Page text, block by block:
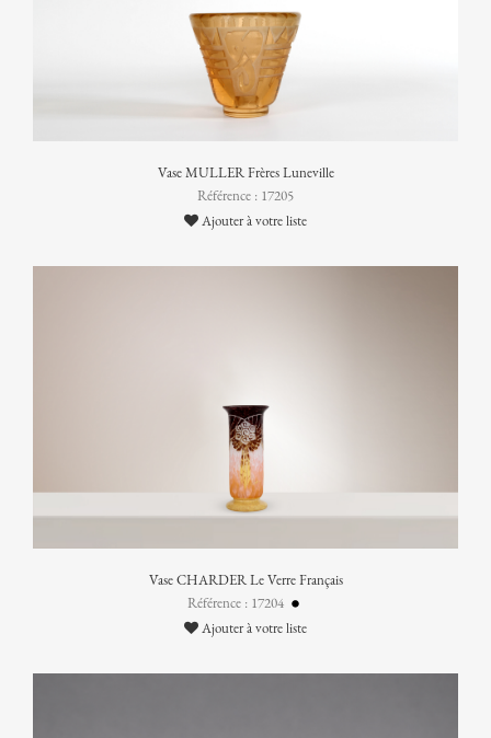
Vase MULLER Frères Luneville
Référence : 17205
Ajouter à votre liste
Vase CHARDER Le Verre Français
Référence : 17204
Ajouter à votre liste